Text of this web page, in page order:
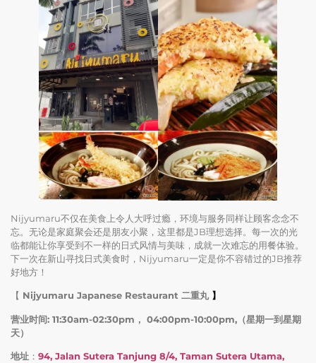
Nijyumaru不仅在美食上令人大呼过瘾，环境与服务同样让顾客念念不
忘。无论是家庭聚会还是朋友小聚，这里都是JB理想选择。每一次的光
临都能让你享受到不一样的日式风情与美味，成就一次难忘的用餐体验。
下一次在新山寻找日式美食时，Nijyumaru一定是你不容错过的JB推荐
好地方！
【 Nijyumaru Japanese Restaurant 二重丸 】
营业时间: 11:30am-02:30pm， 04:00pm-10:00pm,（星期一到星期
天）
地址 ： 94, Jalan Sutera Tanjung 8/4, Taman Sutera Utama,